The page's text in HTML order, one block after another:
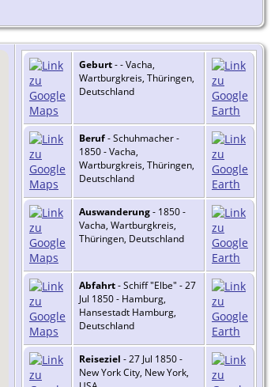
Geburt- - Vacha,
Wartburgkreis, Thüringen,
Deutschland
Beruf- Schuhmacher -
1850 - Vacha,
Wartburgkreis, Thüringen,
Deutschland
Auswanderung- 1850 -
Vacha, Wartburgkreis,
Thüringen, Deutschland
Abfahrt- Schiff "Elbe" - 27
Jul 1850 - Hamburg,
Hansestadt Hamburg,
Deutschland
Reiseziel - 27 Jul 1850 -
New York City, New York,